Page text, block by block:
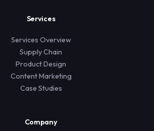
Services
Services Overview
Supply Chain
Product Design
Content Marketing
Case Studies
Company